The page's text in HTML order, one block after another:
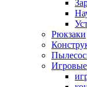
Рюкзаки